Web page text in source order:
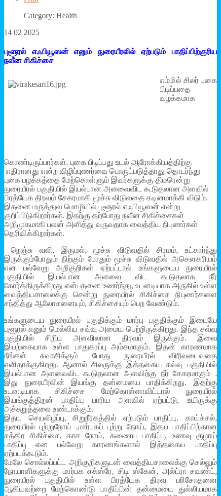
Category: Health
14 02 2025
புளூரல் எஃபியூஸன் எனும் நுரையீரலில் ஏற்படும் பாதிப்பிற்குரிய
நவீன சிகிச்சை
எம்மில் சிலர் புகை
பிடிப்பதை
வழக்கமாக
கொண்டிருப்பார்கள். புகை பிடிப்பது உடல் ஆரோக்கியத்திற்கு
எதிரானது என்ற விழிப்புணர்வை பொருட்படுத்தாது தொடர்ந்து
புகை பழக்கத்தை மேற்கொள்ளும் இவர்களுக்கு திடீரென்று
நுரையீரல் பகுதியில் இயல்பான அளவைவிட கூடுதலான அளவில்
பிரத்யேக திரவம் சேகரமாகி மூச்சு விடுவதை கடினமாக்கி விடும்.
இதனை மருத்துவ மொழியில் புளூரல் எஃபியூஸன் என்று
குறிப்பிடுகிறார்கள். இதற்கு தற்போது நவீன சிகிச்சைகள்
அறிமுகமாகி பலன் அளித்து வருவதாக வைத்திய நிபுணர்கள்
தெரிவிக்கிறார்கள்.
நெஞ்சு வலி, இருமல், மூச்சு விடுவதில் சிரமம், உட்கார்ந்து
இருக்கும்போதும் நிற்கும் போதும் மூச்சு விடுவதில் அசௌகரியம்
என பல்வேறு அறிகுறிகள் ஏற்பட்டால் உங்களுடைய நுரையீரல்
பகுதியில் இயல்பான அளவை விட கூடுதலாக நீர்
கோர்த்திருக்கிறது என்பதனை உணர்ந்து, உடனடியாக அருகில் உள்ள
வைத்தியசாலைக்கு சென்று நுரையீரல் சிகிச்சை நிபுணர்களை
சந்தித்து ஆலோசனையும், சிகிச்சையும் பெற வேண்டும்.
உங்களுடைய நுரையீரல் பகுதிக்கும் மார்பு பகுதிக்கும் இடையே
புளூரல் எனும் மெல்லிய சவ்வு அமைய பெற்றிருக்கிறது. இந்த சவ்வு
பகுதியில் சிறிய அளவிலான திரவம் இருக்கும். இவை
இயற்கையாக உள்ள பாதுகாப்பு அம்சமாகும். இதன் காரணமாக
நீங்கள் சுவாசிக்கும் போது நுரையீரல் விரிவடைவதை
எளிதாக்குகிறது. ஆனால் சிலருக்கு இத்தகைய சவ்வு பகுதியில்
இயல்பான அளவைவிட கூடுதலான அளவிற்கு நீர் சேகரமாகும் .
இது நுரையீரலின் இயங்கு தன்மையை பாதிக்கிறது. இதற்கு
உடனடியாக சிகிச்சை மேற்கொள்ளாவிட்டால் நுரையீரல்
இயங்குத்திறன் பாதிப்பு பாரிய அளவில் ஏற்பட்டு, உயிருக்கு
அச்சுறுத்தலை உண்டாக்கும்.
இதய செயலிழப்பு, சிறுநீரகத்தில் ஏற்படும் பாதிப்பு, காய்ச்சல்,
நுரையீரல் புற்றுநோய் ,மார்பகப் புற்று நோய், இதய பாதிப்பிற்கான
சத்திர சிகிச்சை, காச நோய், கணைய பாதிப்பு, உணவு குழாய்
பாதிப்பு என பல்வேறு காரணங்களால் இத்தகைய பாதிப்பு
ஏற்படக்கூடும்.
மேலே சொல்லப்பட்ட அறிகுறிகளுடன் வைத்தியசாலைக்கு செல்லும்
நோயாளிகளுக்கு மார்பக எக்ஸ்ரே, சிடி ஸ்கேன், அல்ட்ரா சவுண்ட்,
நுரையீரல் பகுதியில் உள்ள பிரத்யேக திரவ பரிசோதனை
ஆகியவற்றை மேற்கொண்டு பாதிப்பின் தன்மையை துல்லியமாக